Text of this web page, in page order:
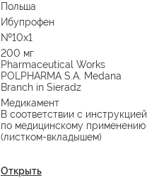
Польша
Ибупрофен
№10х1
200 мг
Pharmaceutical Works
POLPHARMA S.A. Medana
Branch in Sieradz
Медикамент
В соответствии с инструкцией
по медицинскому применению
(листком-вкладышем)
Открыть